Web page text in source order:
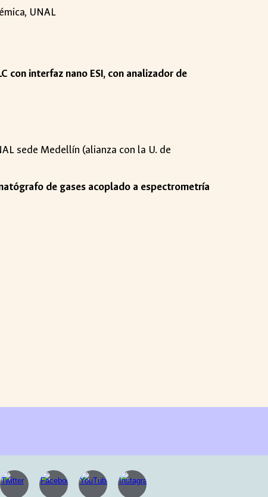
UNAL
con interfaz nano ESI, con analizador de
sede Medellín (alianza con la U. de
de gases acoplado a espectrometría